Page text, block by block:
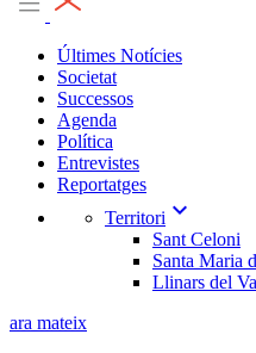
Últimes Notícies
Societat
Successos
Agenda
Política
Entrevistes
Reportatges
Territori expand_more
Sant Celoni
Santa Maria
Llinars del
ara mateix